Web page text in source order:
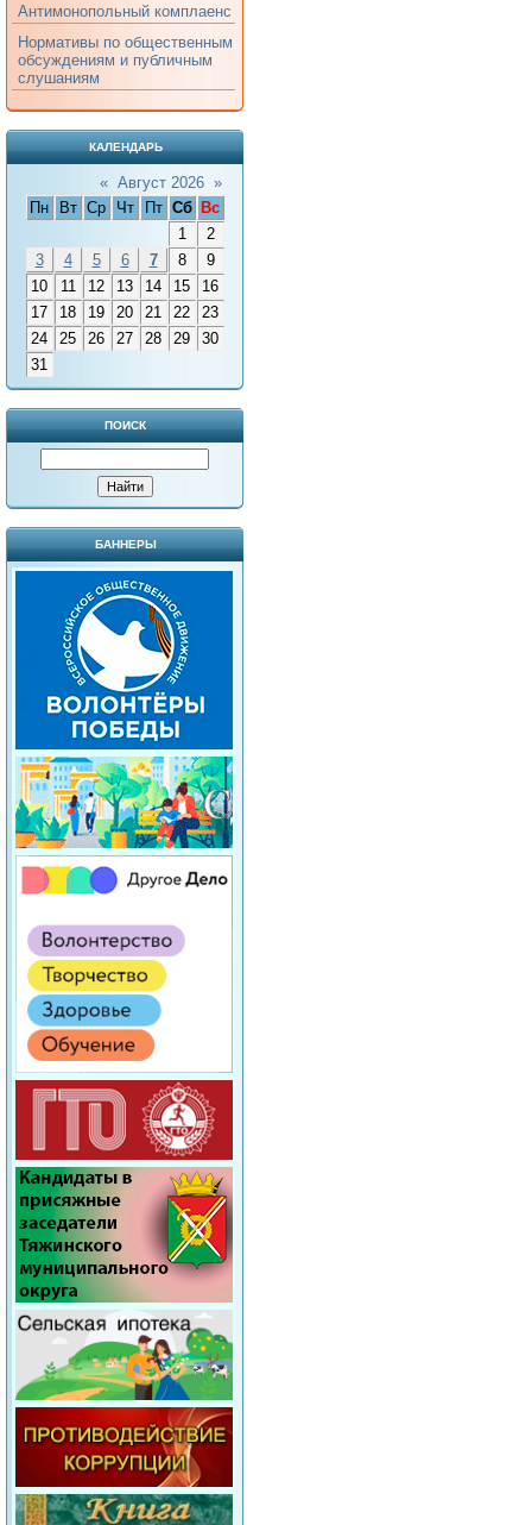
Антимонопольный комплаенс
Нормативы по общественным
обсуждениям и публичным
слушаниям
КАЛЕНДАРЬ
« Август 2026 »
Пн
Вт Ср Чт Пт Сб
Вс
1
2
3
4 5 6 7 8
9
10
11 12 13 14 15
16
17
18 19 20 21 22
23
24
25 26 27 28 29
30
31
ПОИСК
БАННЕРЫ